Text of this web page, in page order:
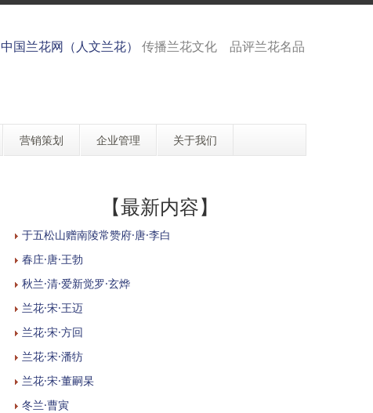
中国兰花网（人文兰花） 传播兰花文化 品评兰花名品
营销策划 企业管理 关于我们
【最新内容】
于五松山赠南陵常赞府·唐·李白
春庄·唐·王勃
秋兰·清·爱新觉罗·玄烨
兰花·宋·王迈
兰花·宋·方回
兰花·宋·潘牥
兰花·宋·董嗣杲
冬兰·曹寅